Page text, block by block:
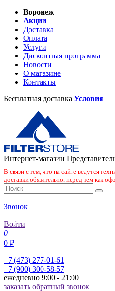
Воронеж
Акции
Доставка
Оплата
Услуги
Дисконтная программа
Новости
О магазине
Контакты
Бесплатная доставка Условия
Интернет-магазин
В связи с тем, что на сайте ведутся
доставки обязательно, перед тем как
Звонок
Войти
0
0 ₽
+7 (473) 277-01-61
+7 (900) 300-58-57
ежедневно 9:00 - 21:00
заказать обратный звонок